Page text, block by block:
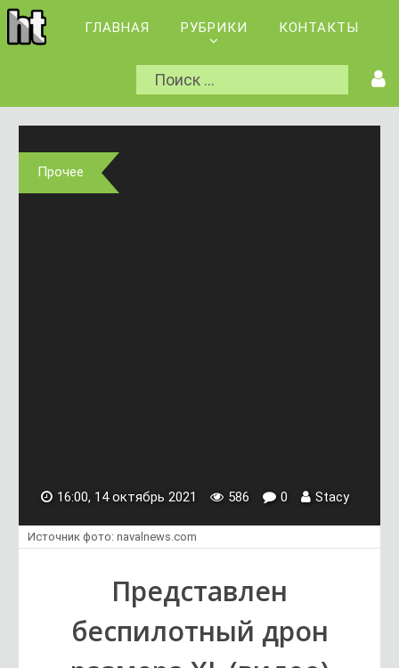
ГЛАВНАЯ РУБРИКИ КОНТАКТЫ
Прочее
16:00, 14 октябрь 2021 586 0 Stacy
Источник фото: navalnews.com
Представлен
беспилотный дрон